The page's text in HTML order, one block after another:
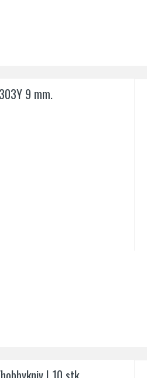
9 mm.